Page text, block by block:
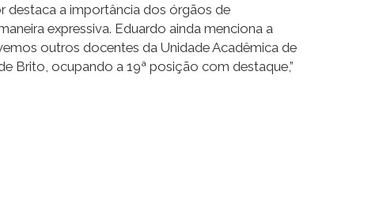
destaca a importância dos órgãos de
expressiva. Eduardo ainda menciona a
outros docentes da Unidade Acadêmica de
Brito, ocupando a 19ª posição com destaque,”